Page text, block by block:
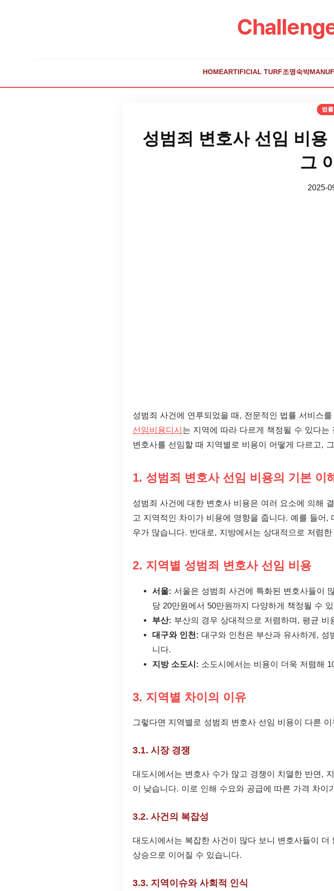
HOMEARTIFICIAL TURF조명숙박
법률
성범죄 변호사 선임 비
그
2025-
성범죄 사건에 연루되었을 때, 전문적인 법률 서비스
선임비용디시 는 지역에 따라 다르게 책정될 수 있다
변호사를 선임할 때 지역별로 비용이 어떻게 다르고,
1. 성범죄 변호사 선임 비용의 기본 이
성범죄 사건에 대한 변호사 비용은 여러 요소에 의해
고 지역적인 차이가 비용에 영향을 줍니다. 예를 들어
우가 많습니다. 반대로, 지방에서는 상대적으로 저렴
2. 지역별 성범죄 변호사 선임 비용
서울: 서울은 성범죄 사건에 특화된 변호사들이
당 20만원에서 50만원까지 다양하게 책정될 수
부산: 부산의 경우 상대적으로 저렴하며, 평균
대구와 인천: 대구와 인천은 부산과 유사하게, 성
니다.
지방 소도시: 소도시에서는 비용이 더욱 저렴해
3. 지역별 차이의 이유
그렇다면 지역별로 성범죄 변호사 선임 비용이 다른
3.1. 시장 경쟁
대도시에서는 변호사 수가 많고 경쟁이 치열한 반면,
이 낮습니다. 이로 인해 수요와 공급에 따른 가격 차이
3.2. 사건의 복잡성
대도시에서는 복잡한 사건이 많다 보니 변호사들이
상승으로 이어질 수 있습니다.
3.3. 지역이슈와 사회적 인식